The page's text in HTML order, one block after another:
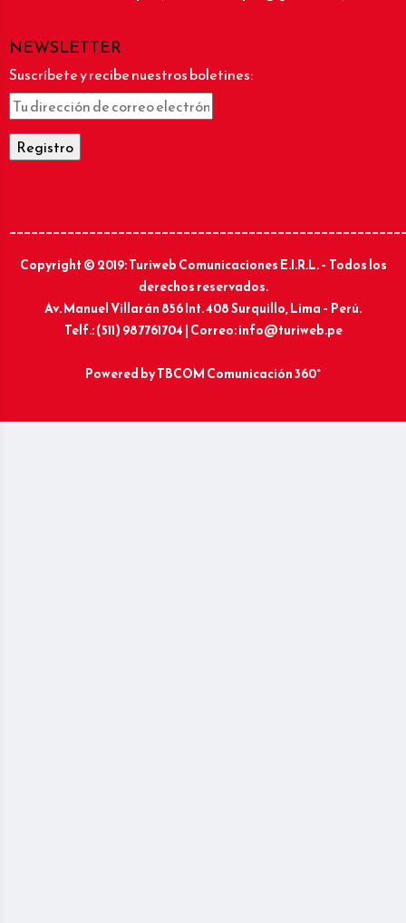
NEWSLETTER
Suscríbete y recibe nuestros boletines:
Copyright © 2019: Turiweb Comunicaciones E.I.R.L. – Todos los
derechos reservados.
Av. Manuel Villarán 856 Int. 408 Surquillo, Lima – Perú.
Telf.: (511) 987761704 | Correo: info@turiweb.pe
Powered byTBCOM Comunicación 360°